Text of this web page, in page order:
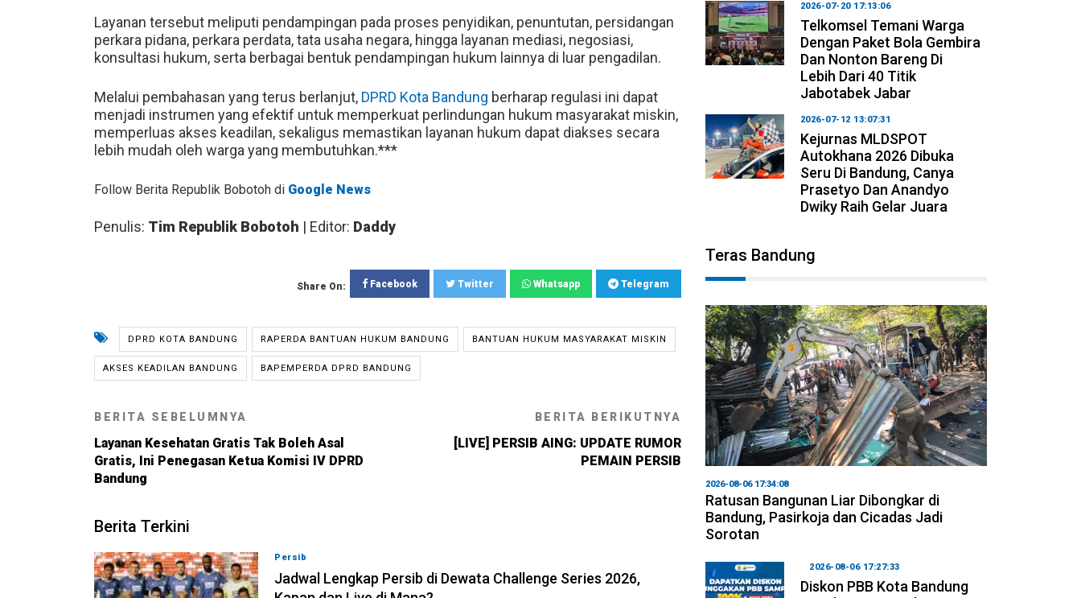
Layanan tersebut meliputi pendampingan pada proses penyidikan, penuntutan, persidangan
perkara pidana, perkara perdata, tata usaha negara, hingga layanan mediasi, negosiasi,
konsultasi hukum, serta berbagai bentuk pendampingan hukum lainnya di luar pengadilan.
Melalui pembahasan yang terus berlanjut, DPRD Kota Bandung berharap regulasi ini dapat
menjadi instrumen yang efektif untuk memperkuat perlindungan hukum masyarakat miskin,
memperluas akses keadilan, sekaligus memastikan layanan hukum dapat diakses secara
lebih mudah oleh warga yang membutuhkan.***
Follow Berita Republik Bobotoh di Google News
Penulis: Tim Republik Bobotoh | Editor: Daddy
Share On: Facebook Twitter Whatsapp Telegram
DPRD KOTA BANDUNG RAPERDA BANTUAN HUKUM BANDUNG BANTUAN HUKUM MASYARAKAT MISKIN
AKSES KEADILAN BANDUNG BAPEMPERDA DPRD BANDUNG
BERITA SEBELUMNYA
Layanan Kesehatan Gratis Tak Boleh Asal
Gratis, Ini Penegasan Ketua Komisi IV DPRD
Bandung
BERITA BERIKUTNYA
[LIVE] PERSIB AING: UPDATE RUMOR
PEMAIN PERSIB
Berita Terkini
Persib
Jadwal Lengkap Persib di Dewata Challenge Series 2026,
2026-07-20 17:13:06
Telkomsel Temani Warga
Dengan Paket Bola Gembira
Dan Nonton Bareng Di
Lebih Dari 40 Titik
Jabotabek Jabar
2026-07-12 13:07:31
Kejurnas MLDSPOT
Autokhana 2026 Dibuka
Seru Di Bandung, Canya
Prasetyo Dan Anandyo
Dwiky Raih Gelar Juara
Teras Bandung
2026-08-06 17:34:08
Ratusan Bangunan Liar Dibongkar di
Bandung, Pasirkoja dan Cicadas Jadi
Sorotan
2026-08-06 17:27:33
Diskon PBB Kota Bandung